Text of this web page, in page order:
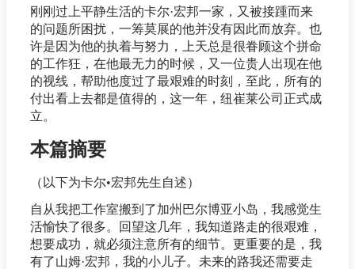
刚刚过上平静生活的卡尔·宏邦一家，又被接踵而来
的问题所困扰，一筹莫展的他并没有因此而放弃。也
许是因为他的执着与努力，上天总是很眷顾这个拼命
的工作狂，在他最无力的时候，又一位贵人出现在他
的视线，帮助他度过了最艰难的时刻，至此，所有的
付出看上去都是值得的，这一年，纽崔莱公司正式成
立。
本篇摘要
（以下为卡尔•宏邦先生自述）
自从我把工作室搬到了加州巴尔博亚小岛，我感觉生
活愉快了很多。回望这几年，我知道路走的很艰难，
想要成功，就必须注意所有的细节。更重要的是，我
有了山姆·宏邦，我的小儿子。未来的路我还需要走